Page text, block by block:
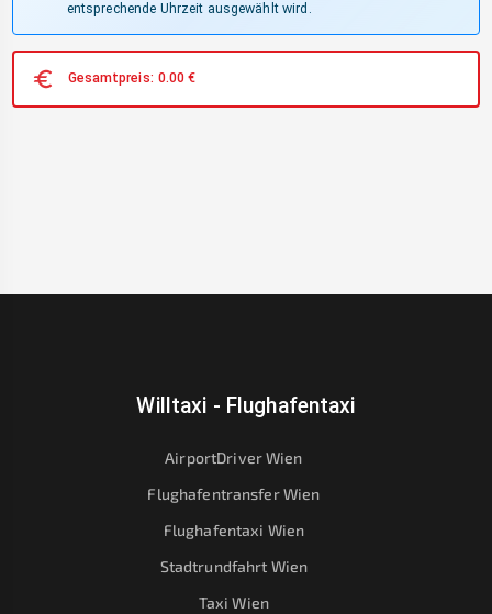
entsprechende Uhrzeit ausgewählt wird.
Gesamtpreis: 0.00 €
Willtaxi - Flughafentaxi
AirportDriver Wien
Flughafentransfer Wien
Flughafentaxi Wien
Stadtrundfahrt Wien
Taxi Wien